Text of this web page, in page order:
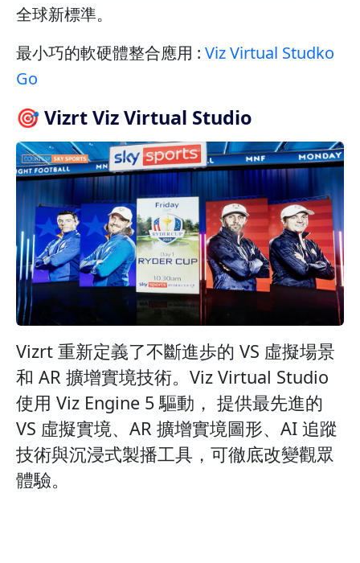
全球新標準。
最小巧的軟硬體整合應用 : Viz Virtual Studko
Go
🎯 Vizrt Viz Virtual Studio
Vizrt 重新定義了不斷進歩的 VS 虛擬場景
和 AR 擴增實境技術。Viz Virtual Studio
使用 Viz Engine 5 驅動， 提供最先進的
VS 虛擬實境、AR 擴增實境圖形、AI 追蹤
技術與沉浸式製播工具，可徹底改變觀眾
體驗。